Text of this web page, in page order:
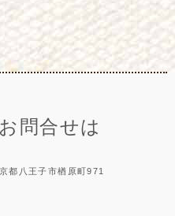
問合せは
都八王子市楢原町971